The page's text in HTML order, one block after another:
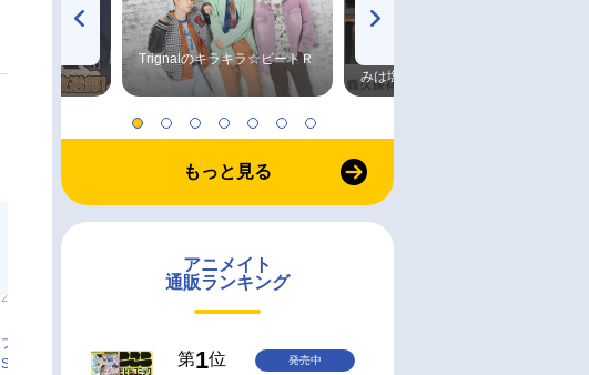
2022/04/19 発売
プリンセスコネクト! Re:Dive
Season 2 2
即取り
ソング「旅立ちの季節」/ペコ
Trignalのキラキラ☆ビートＲ
みは塩だけ
もっと見る
アニメイト
通販ランキング
第1位 発売中